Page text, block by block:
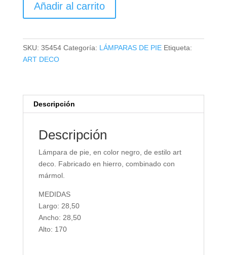
Añadir al carrito
SKU: 35454 Categoría: LÁMPARAS DE PIE Etiqueta:
ART DECO
Descripción
Descripción
Lámpara de pie, en color negro, de estilo art
deco. Fabricado en hierro, combinado con
mármol.
MEDIDAS
Largo: 28,50
Ancho: 28,50
Alto: 170